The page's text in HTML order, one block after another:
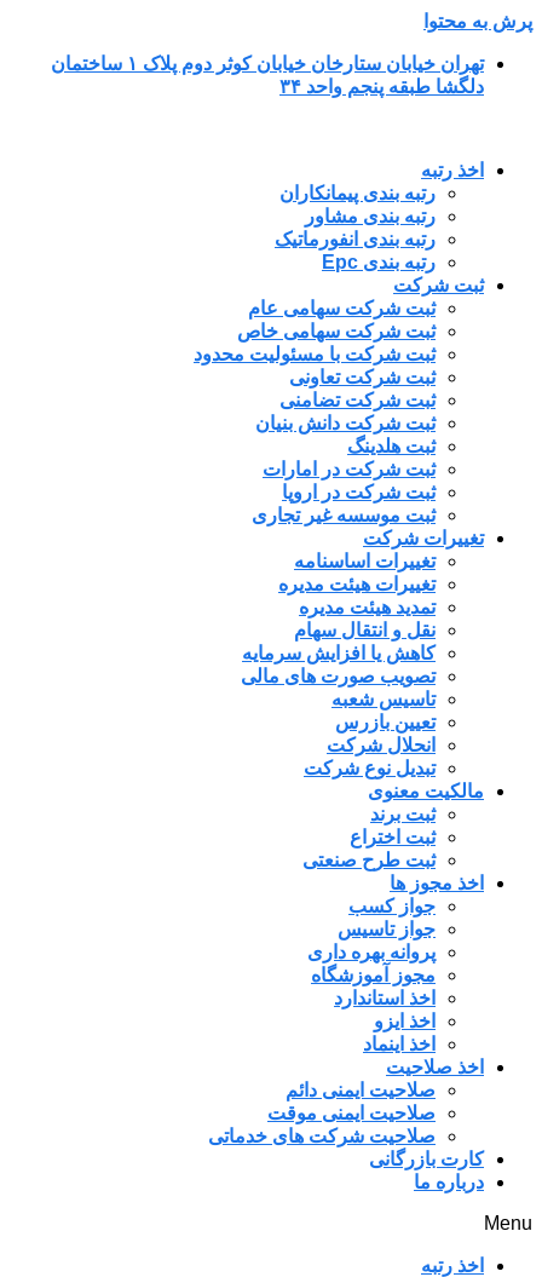
پرش به محتوا
تهران خیابان ستارخان خیابان کوثر دوم پلاک ۱ ساختمان
دلگشا طبقه پنجم واحد ۳۴
اخذ رتبه
رتبه بندی پیمانکاران
رتبه بندی مشاور
رتبه بندی انفورماتیک
رتبه بندی Epc
ثبت شرکت
ثبت شرکت سهامی عام
ثبت شرکت سهامی خاص
ثبت شرکت با مسئولیت محدود
ثبت شرکت تعاونی
ثبت شرکت تضامنی
ثبت شرکت دانش بنیان
ثبت هلدینگ
ثبت شرکت در امارات
ثبت شرکت در اروپا
ثبت موسسه غیر تجاری
تغییرات شرکت
تغییرات اساسنامه
تغییرات هیئت مدیره
تمدید هیئت مدیره
نقل و انتقال سهام
کاهش یا افزایش سرمایه
تصویب صورت های مالی
تاسیس شعبه
تعیین بازرس
انحلال شرکت
تبدیل نوع شرکت
مالکیت معنوی
ثبت برند
ثبت اختراع
ثبت طرح صنعتی
اخذ مجوز ها
جواز کسب
جواز تاسیس
پروانه بهره داری
مجوز آموزشگاه
اخذ استاندارد
اخذ ایزو
اخذ اینماد
اخذ صلاحیت
صلاحیت ایمنی دائم
صلاحیت ایمنی موقت
صلاحیت شرکت های خدماتی
کارت بازرگانی
درباره ما
Menu
اخذ رتبه